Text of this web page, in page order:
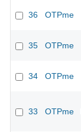
36 OTPme
35 OTPme
34 OTPme
33 OTPme